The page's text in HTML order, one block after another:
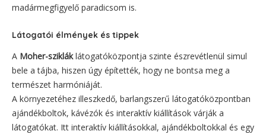
madármegfigyelő paradicsom is.
Látogatói élmények és tippek
A Moher-szikláklátogatóközpontja szinte észrevétlenül simul
bele a tájba, hiszen úgy építették, hogy ne bontsa meg a
természet harmóniáját.
A környezetéhez illeszkedő, barlangszerű látogatóközpontban
ajándékboltok, kávézók és interaktív kiállítások várják a
látogatókat. Itt interaktív kiállításokkal, ajándékboltokkal és egy